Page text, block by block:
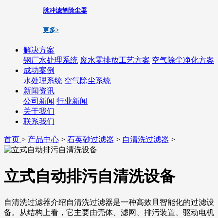
脉冲滤筒除尘器
更多>
解决方案
钢厂水处理系统 废水零排放工艺方案 空气除尘净化方案
成功案例
水处理系统 空气除尘系统
新闻资讯
公司新闻 行业新闻
关于我们
联系我们
首页 > 产品中心 > 石英砂过滤器 > 自清洗过滤器 >
立式自动排污自清洗设备
自清洗过滤器介绍自清洗过滤器是一种高效且智能化的过滤设
备。从结构上看，它主要由壳体、滤网、排污装置、驱动电机